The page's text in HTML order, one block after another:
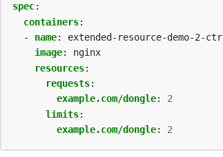
spec:
containers:
- name:
extended-resource-demo-2-ctr
image:
nginx
resources:
requests:
example.com/dongle:
2
limits:
example.com/dongle: 2